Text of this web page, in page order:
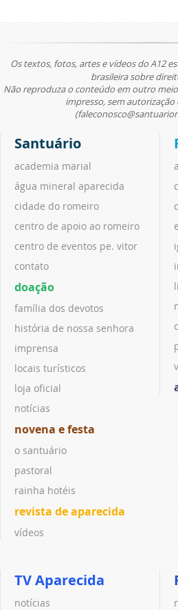
Os textos, fotos, artes e vídeos do A12
brasileira sobre
Não reproduza o conteúdo em outro
impresso, sem autorização
Santuário
academia marial
água mineral aparecida
cidade do romeiro
centro de apoio ao romeiro
centro de eventos pe. vitor
contato
doação
família dos devotos
história de nossa senhora
imprensa
locais turísticos
loja oficial
notícias
novena e festa
o santuário
pastoral
rainha hotéis
revista de aparecida
vídeos
TV Aparecida
notícias